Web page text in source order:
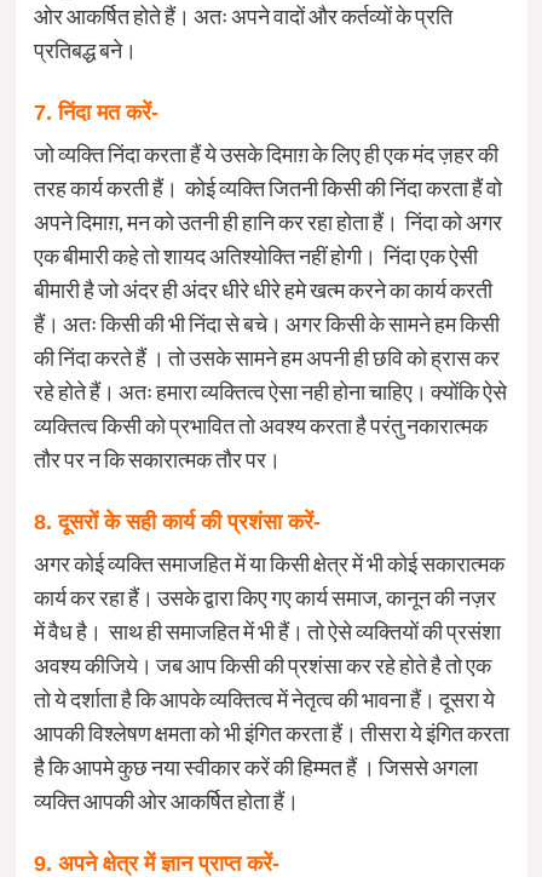
ओर आकर्षित होते हैं। अतः अपने वादों और कर्तव्यों के प्रति
प्रतिबद्ध बने।
7. निंदा मत करें-
जो व्यक्ति निंदा करता हैं ये उसके दिमाग़ के लिए ही एक मंद ज़हर की
तरह कार्य करती हैं। कोई व्यक्ति जितनी किसी की निंदा करता हैं वो
अपने दिमाग़, मन को उतनी ही हानि कर रहा होता हैं। निंदा को अगर
एक बीमारी कहे तो शायद अतिश्योक्ति नहीं होगी। निंदा एक ऐसी
बीमारी है जो अंदर ही अंदर धीरे धीरे हमे खत्म करने का कार्य करती
हैं। अतः किसी की भी निंदा से बचे। अगर किसी के सामने हम किसी
की निंदा करते हैं । तो उसके सामने हम अपनी ही छवि को ह्रास कर
रहे होते हैं। अतः हमारा व्यक्तित्व ऐसा नही होना चाहिए। क्योंकि ऐसे
व्यक्तित्व किसी को प्रभावित तो अवश्य करता है परंतु नकारात्मक
तौर पर न कि सकारात्मक तौर पर।
8. दूसरों के सही कार्य की प्रशंसा करें-
अगर कोई व्यक्ति समाजहित में या किसी क्षेत्र में भी कोई सकारात्मक
कार्य कर रहा हैं। उसके द्वारा किए गए कार्य समाज, कानून की नज़र
में वैध है। साथ ही समाजहित में भी हैं। तो ऐसे व्यक्तियों की प्रसंशा
अवश्य कीजिये। जब आप किसी की प्रशंसा कर रहे होते है तो एक
तो ये दर्शाता है कि आपके व्यक्तित्व में नेतृत्व की भावना हैं। दूसरा ये
आपकी विश्लेषण क्षमता को भी इंगित करता हैं। तीसरा ये इंगित करता
है कि आपमे कुछ नया स्वीकार करें की हिम्मत हैं । जिससे अगला
व्यक्ति आपकी ओर आकर्षित होता हैं।
9. अपने क्षेत्र में ज्ञान प्राप्त करें-